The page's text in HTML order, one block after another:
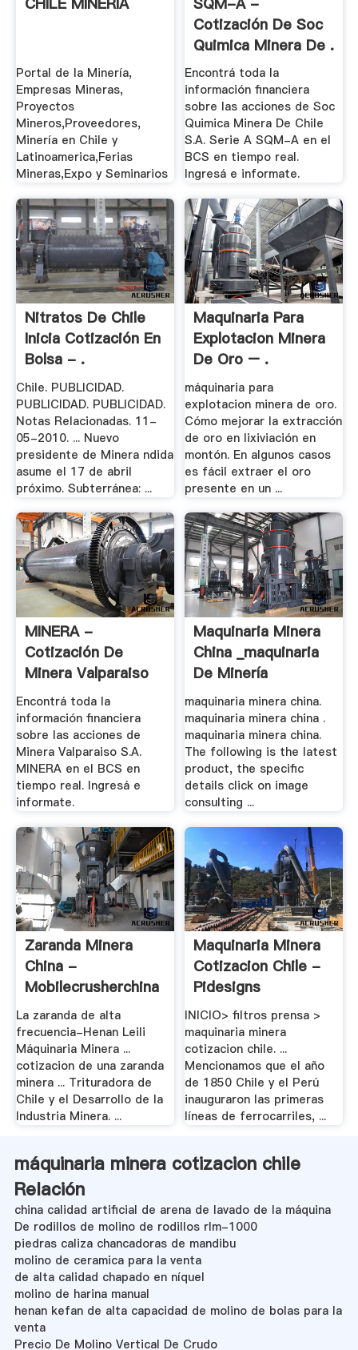
Portal de la Minería,
Empresas Mineras,
Proyectos
Mineros,Proveedores,
Minería en Chile y
Latinoamerica,Ferias
Mineras,Expo y Seminarios
Cotización De Soc
Quimica Minera De .
Encontrá toda la
información financiera
sobre las acciones de Soc
Quimica Minera De Chile
S.A. Serie A SQM-A en el
BCS en tiempo real.
Ingresá e informate.
Nitratos De Chile
Inicia Cotización En
Bolsa - .
Chile. PUBLICIDAD.
PUBLICIDAD. PUBLICIDAD.
Notas Relacionadas. 11-
05-2010. ... Nuevo
presidente de Minera ndida
asume el 17 de abril
próximo. Subterránea: ...
Maquinaria Para
Explotacion Minera
De Oro – .
máquinaria para
explotacion minera de oro.
Cómo mejorar la extracción
de oro en lixiviación en
montón. En algunos casos
es fácil extraer el oro
presente en un ...
MINERA -
Cotización De
Minera Valparaiso
S.A. - .
Encontrá toda la
información financiera
sobre las acciones de
Minera Valparaiso S.A.
MINERA en el BCS en
tiempo real. Ingresá e
informate.
Maquinaria Minera
China _maquinaria
De Minería
maquinaria minera china.
maquinaria minera china .
maquinaria minera china.
The following is the latest
product, the specific
details click on image
consulting ...
Zaranda Minera
China -
Mobilecrusherchina
La zaranda de alta
frecuencia-Henan Leili
Máquinaria Minera ...
cotizacion de una zaranda
minera ... Trituradora de
Chile y el Desarrollo de la
Industria Minera. ...
Maquinaria Minera
Cotizacion Chile -
Pidesigns
INICIO> filtros prensa >
maquinaria minera
cotizacion chile. ...
Mencionamos que el año
de 1850 Chile y el Perú
inauguraron las primeras
líneas de ferrocarriles, ...
máquinaria minera cotizacion chile
Relación
china calidad artificial de arena de lavado de la máquina
De rodillos de molino de rodillos rlm-1000
piedras caliza chancadoras de mandibu
molino de ceramica para la venta
de alta calidad chapado en níquel
molino de harina manual
henan kefan de alta capacidad de molino de bolas para la
venta
Precio De Molino Vertical De Crudo